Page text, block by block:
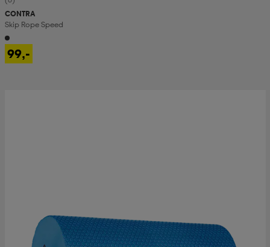
CONTRA
Skip Rope Speed
99,-